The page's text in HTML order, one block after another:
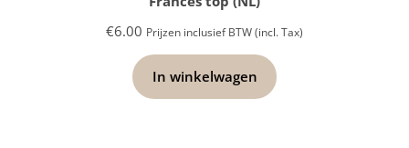
€6.00 Prijzen inclusief BTW (incl. Tax)
In winkelwagen